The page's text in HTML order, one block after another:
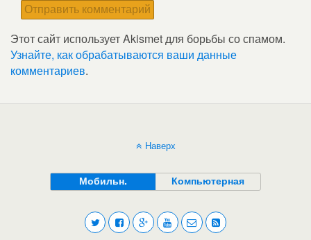
Этот сайт использует Akismet для борьбы со спамом.
Узнайте, как обрабатываются ваши данные
комментариев.
Наверх
Мобильн. Компьютерная